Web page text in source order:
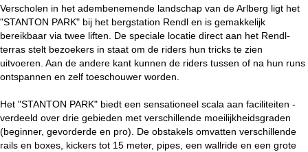
Verscholen in het adembenemende landschap van de Arlberg ligt het
"STANTON PARK" bij het bergstation Rendl en is gemakkelijk
bereikbaar via twee liften. De speciale locatie direct aan het Rendl-
terras stelt bezoekers in staat om de riders hun tricks te zien
uitvoeren. Aan de andere kant kunnen de riders tussen of na hun runs
ontspannen en zelf toeschouwer worden.
Het "STANTON PARK" biedt een sensationeel scala aan faciliteiten -
verdeeld over drie gebieden met verschillende moeilijkheidsgraden
(beginner, gevorderde en pro). De obstakels omvatten verschillende
rails en boxes, kickers tot 15 meter, pipes, een wallride en een grote